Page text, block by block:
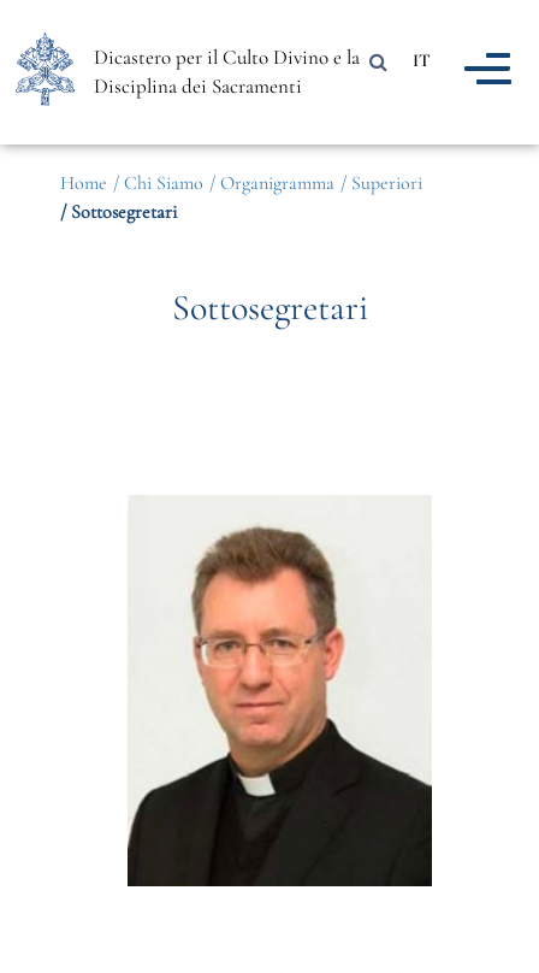
Dicastero per il Culto Divino e la
Disciplina dei Sacramenti
IT
Home / Chi Siamo / Organigramma / Superiori
/ Sottosegretari
Sottosegretari